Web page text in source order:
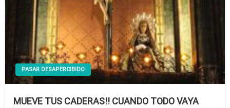
PASAR DESAPERCIBIDO
MUEVE TUS CADERAS!! CUANDO TODO VAYA